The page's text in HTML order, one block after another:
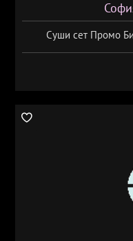
Суши сет Промо